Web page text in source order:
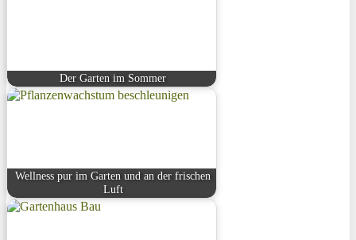
Der Garten im Sommer
Wellness pur im Garten und an der frischen
Luft